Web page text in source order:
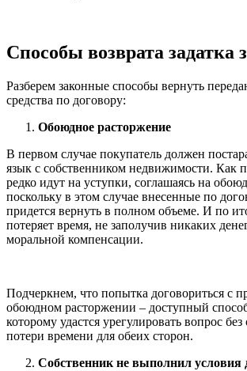
Способы возврата задатка
Разберем законные способы вернуть
средства по договору:
Обоюдное расторжение
В первом случае покупатель должен
язык с собственником недвижимости. Как
редко идут на уступки, соглашаясь на
поскольку в этом случае внесенные по
придется вернуть в полном объеме. И по
потеряет время, не заполучив никаких
моральной компенсации.
Подчеркнем, что попытка договориться с
обоюдном расторжении – доступный
которому удастся урегулировать вопрос без
потери времени для обеих сторон.
Собственник не выполнил условия